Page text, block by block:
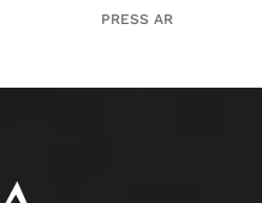
PRESS AR